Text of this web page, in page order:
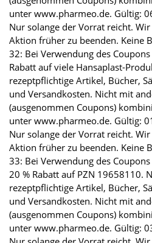
unter www.pharmeo.de. Gültig:
Nur solange der Vorrat reicht.
Aktion früher zu beenden. Keine
32: Bei Verwendung des
Rabatt auf viele Hansaplast-
rezeptpflichtige Artikel, Bücher,
und Versandkosten. Nicht mit
(ausgenommen Coupons)
unter www.pharmeo.de. Gültig:
Nur solange der Vorrat reicht.
Aktion früher zu beenden. Keine
33: Bei Verwendung des
20 % Rabatt auf PZN 19658110.
rezeptpflichtige Artikel, Bücher,
und Versandkosten. Nicht mit
(ausgenommen Coupons)
unter www.pharmeo.de. Gültig: